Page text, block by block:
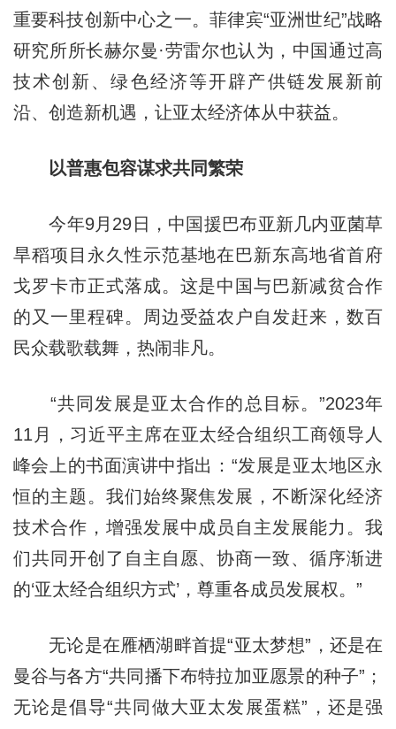
重要科技创新中心之一。菲律宾“亚洲世纪”战略
研究所所长赫尔曼·劳雷尔也认为，中国通过高
技术创新、绿色经济等开辟产供链发展新前
沿、创造新机遇，让亚太经济体从中获益。
以普惠包容谋求共同繁荣
今年9月29日，中国援巴布亚新几内亚菌草
旱稻项目永久性示范基地在巴新东高地省首府
戈罗卡市正式落成。这是中国与巴新减贫合作
的又一里程碑。周边受益农户自发赶来，数百
民众载歌载舞，热闹非凡。
“共同发展是亚太合作的总目标。”2023年
11月，习近平主席在亚太经合组织工商领导人
峰会上的书面演讲中指出：“发展是亚太地区永
恒的主题。我们始终聚焦发展，不断深化经济
技术合作，增强发展中成员自主发展能力。我
们共同开创了自主自愿、协商一致、循序渐进
的‘亚太经合组织方式’，尊重各成员发展权。”
无论是在雁栖湖畔首提“亚太梦想”，还是在
曼谷与各方“共同播下布特拉加亚愿景的种子”；
无论是倡导“共同做大亚太发展蛋糕”，还是强